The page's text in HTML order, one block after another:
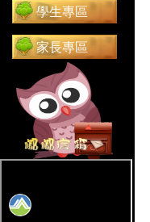
學生專區
家長專區